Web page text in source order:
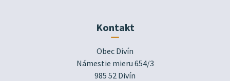
Kontakt
Obec Divín
Námestie mieru 654/3
985 52 Divín